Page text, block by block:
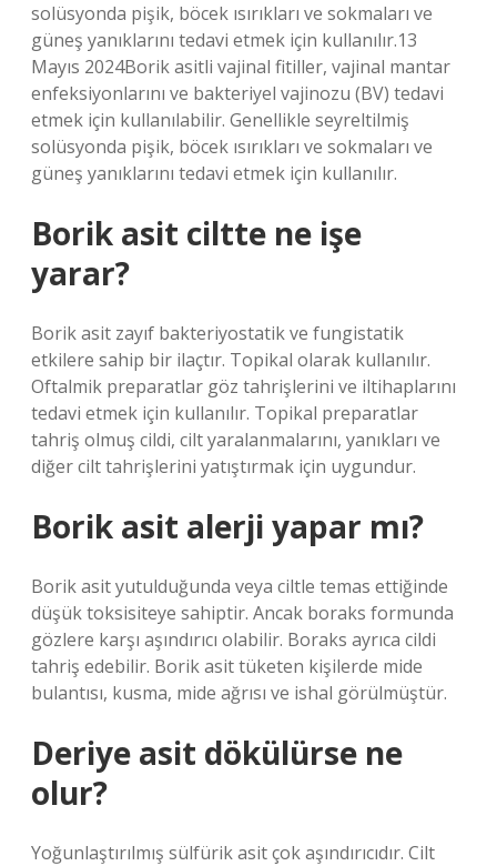
solüsyonda pişik, böcek ısırıkları ve sokmaları ve
güneş yanıklarını tedavi etmek için kullanılır.13
Mayıs 2024Borik asitli vajinal fitiller, vajinal mantar
enfeksiyonlarını ve bakteriyel vajinozu (BV) tedavi
etmek için kullanılabilir. Genellikle seyreltilmiş
solüsyonda pişik, böcek ısırıkları ve sokmaları ve
güneş yanıklarını tedavi etmek için kullanılır.
Borik asit ciltte ne işe
yarar?
Borik asit zayıf bakteriyostatik ve fungistatik
etkilere sahip bir ilaçtır. Topikal olarak kullanılır.
Oftalmik preparatlar göz tahrişlerini ve iltihaplarını
tedavi etmek için kullanılır. Topikal preparatlar
tahriş olmuş cildi, cilt yaralanmalarını, yanıkları ve
diğer cilt tahrişlerini yatıştırmak için uygundur.
Borik asit alerji yapar mı?
Borik asit yutulduğunda veya ciltle temas ettiğinde
düşük toksisiteye sahiptir. Ancak boraks formunda
gözlere karşı aşındırıcı olabilir. Boraks ayrıca cildi
tahriş edebilir. Borik asit tüketen kişilerde mide
bulantısı, kusma, mide ağrısı ve ishal görülmüştür.
Deriye asit dökülürse ne
olur?
Yoğunlaştırılmış sülfürik asit çok aşındırıcıdır. Cilt